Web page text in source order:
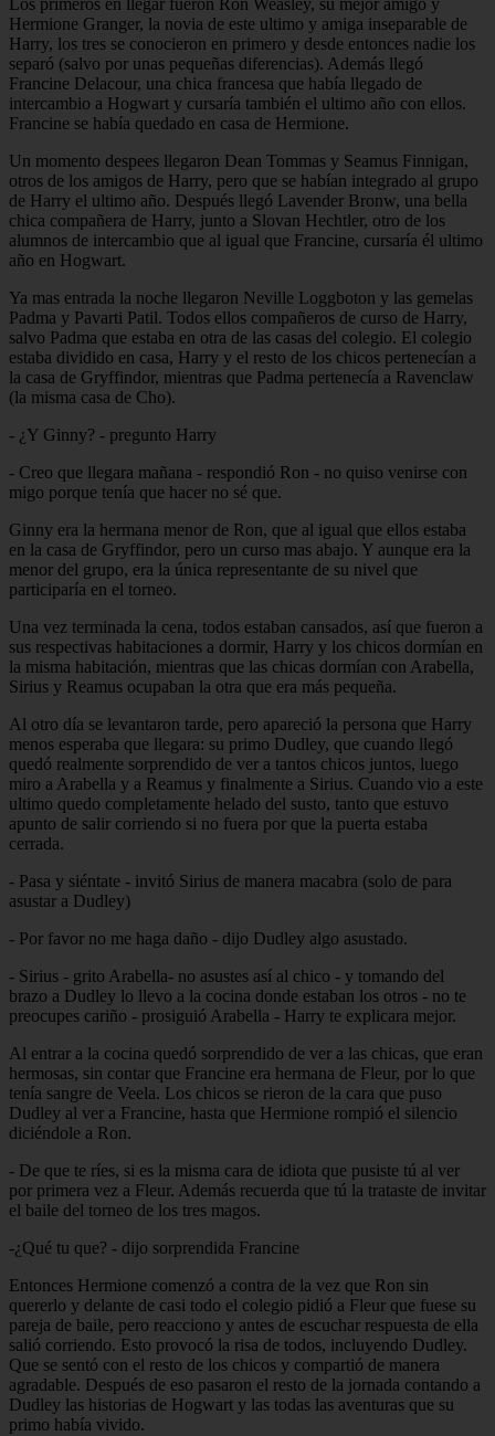
Hermione Granger, la novia de este ultimo y amiga inseparable de
Harry, los tres se conocieron en primero y desde entonces nadie los
separó (salvo por unas pequeñas diferencias). Además llegó
Francine Delacour, una chica francesa que había llegado de
intercambio a Hogwart y cursaría también el ultimo año con ellos.
Francine se había quedado en casa de Hermione.
Un momento despees llegaron Dean Tommas y Seamus Finnigan,
otros de los amigos de Harry, pero que se habían integrado al grupo
de Harry el ultimo año. Después llegó Lavender Bronw, una bella
chica compañera de Harry, junto a Slovan Hechtler, otro de los
alumnos de intercambio que al igual que Francine, cursaría él ultimo
año en Hogwart.
Ya mas entrada la noche llegaron Neville Loggboton y las gemelas
Padma y Pavarti Patil. Todos ellos compañeros de curso de Harry,
salvo Padma que estaba en otra de las casas del colegio. El colegio
estaba dividido en casa, Harry y el resto de los chicos pertenecían a
la casa de Gryffindor, mientras que Padma pertenecía a Ravenclaw
(la misma casa de Cho).
- ¿Y Ginny? - pregunto Harry
- Creo que llegara mañana - respondió Ron - no quiso venirse con
migo porque tenía que hacer no sé que.
Ginny era la hermana menor de Ron, que al igual que ellos estaba
en la casa de Gryffindor, pero un curso mas abajo. Y aunque era la
menor del grupo, era la única representante de su nivel que
participaría en el torneo.
Una vez terminada la cena, todos estaban cansados, así que fueron a
sus respectivas habitaciones a dormir, Harry y los chicos dormían en
la misma habitación, mientras que las chicas dormían con Arabella,
Sirius y Reamus ocupaban la otra que era más pequeña.
Al otro día se levantaron tarde, pero apareció la persona que Harry
menos esperaba que llegara: su primo Dudley, que cuando llegó
quedó realmente sorprendido de ver a tantos chicos juntos, luego
miro a Arabella y a Reamus y finalmente a Sirius. Cuando vio a este
ultimo quedo completamente helado del susto, tanto que estuvo
apunto de salir corriendo si no fuera por que la puerta estaba
cerrada.
- Pasa y siéntate - invitó Sirius de manera macabra (solo de para
asustar a Dudley)
- Por favor no me haga daño - dijo Dudley algo asustado.
- Sirius - grito Arabella- no asustes así al chico - y tomando del
brazo a Dudley lo llevo a la cocina donde estaban los otros - no te
preocupes cariño - prosiguió Arabella - Harry te explicara mejor.
Al entrar a la cocina quedó sorprendido de ver a las chicas, que eran
hermosas, sin contar que Francine era hermana de Fleur, por lo que
tenía sangre de Veela. Los chicos se rieron de la cara que puso
Dudley al ver a Francine, hasta que Hermione rompió el silencio
diciéndole a Ron.
- De que te ríes, si es la misma cara de idiota que pusiste tú al ver
por primera vez a Fleur. Además recuerda que tú la trataste de invitar
el baile del torneo de los tres magos.
-¿Qué tu que? - dijo sorprendida Francine
Entonces Hermione comenzó a contra de la vez que Ron sin
quererlo y delante de casi todo el colegio pidió a Fleur que fuese su
pareja de baile, pero reacciono y antes de escuchar respuesta de ella
salió corriendo. Esto provocó la risa de todos, incluyendo Dudley.
Que se sentó con el resto de los chicos y compartió de manera
agradable. Después de eso pasaron el resto de la jornada contando a
Dudley las historias de Hogwart y las todas las aventuras que su
primo había vivido.